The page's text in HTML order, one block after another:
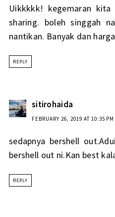
Uikkkkk! kegemaran
sharing. boleh singgah
nantikan. Banyak dan
REPLY
sitirohaida
FEBRUARY 26, 2019 AT 10:35 PM
sedapnya bershell
bershell out ni.Kan best
REPLY